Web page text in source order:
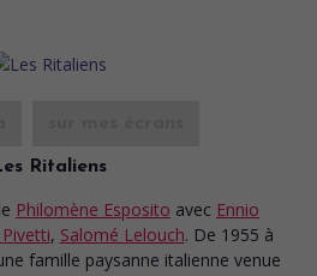
Ritaliens
Philomène Esposito avec Ennio
, Salomé Lelouch. De 1955 à
famille paysanne italienne venue